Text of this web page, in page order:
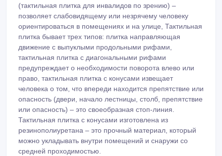
(тактильная плитка для инвалидов по зрению) –
позволяет слабовидящему или незрячему человеку
ориентироваться в помещениях и на улице, Тактильная
плитка бывает трех типов: плитка направляющая
движение с выпуклыми продольными рифами,
тактильная плитка с диагональными рифами
предупреждает о необходимости поворота влево или
право, тактильная плитка с конусами извещает
человека о том, что впереди находится препятствие или
опасность (двери, начало лестницы, столб, препятствие
или опасность) – это своеобразная стоп-линия.
Тактильная плитка с конусами изготовлена из
резинополиуретана – это прочный материал, который
можно укладывать внутри помещений и снаружи со
средней проходимостью.